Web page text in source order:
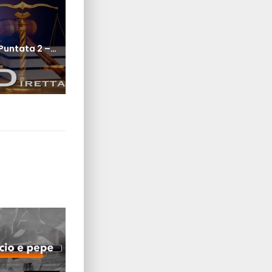
Diritto In Diretta – Puntata 2 – licenziamenti illegittimi